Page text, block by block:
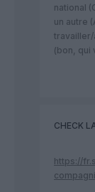
national
un autre
(bon, qui
CHECK
https://